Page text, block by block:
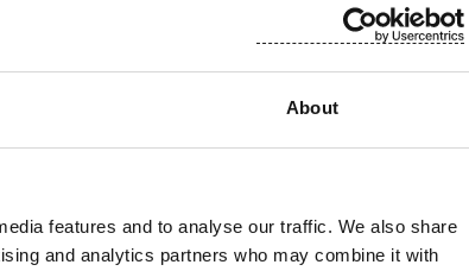
About
features and to analyse our traffic. We also share
and analytics partners who may combine it with